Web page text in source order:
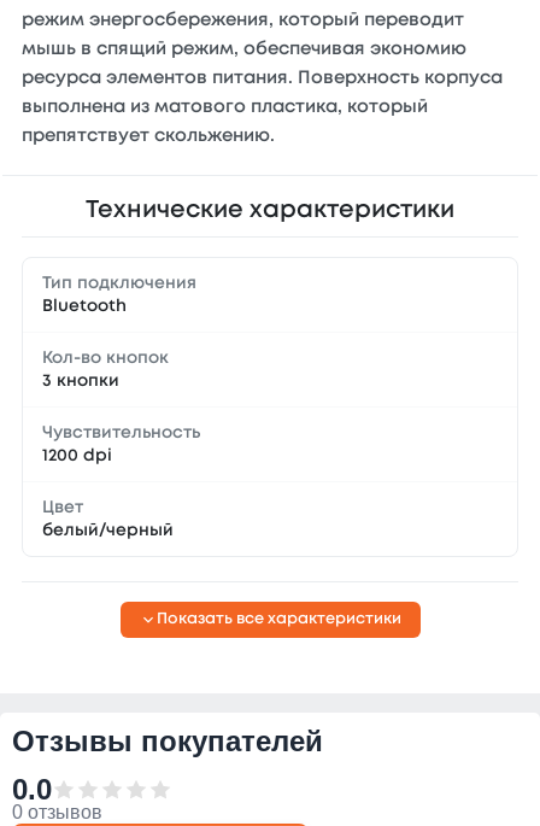
режим энергосбережения, который переводит
мышь в спящий режим, обеспечивая экономию
ресурса элементов питания. Поверхность корпуса
выполнена из матового пластика, который
препятствует скольжению.
Технические характеристики
Тип подключения
Bluetooth
Кол-во кнопок
3 кнопки
Чувствительность
1200 dpi
Цвет
белый/черный
Показать все характеристики
Отзывы покупателей
0.0
0 отзывов